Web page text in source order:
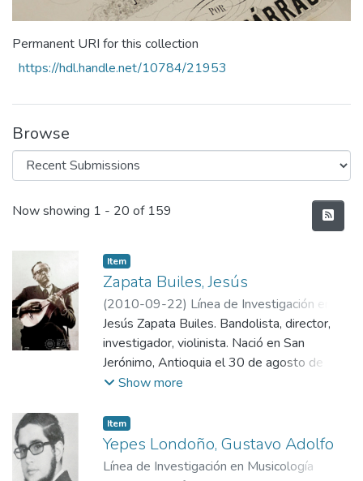
Permanent URI for this collection
https://hdl.handle.net/10784/21953
Browse
Recent Submissions
Now showing 1 - 20 of 159
Item
Zapata Builes, Jesús
(2010-09-22) Línea de Investigación en
Musicología Histórica;Zapata Builes, Jesús
Zapata Builes, Jesús;Zapata Builes, Jesús
Zapata Builes, Jesús
Jesús Zapata Builes. Bandolista, director,
investigador, violinista. Nació en San
Jerónimo, Antioquia el 30 de agosto de
1916. Estudió en el Instituto de Bellas
Vignes y Florencia Pierret. Fue fundador y
director de la Estudiantina Iris, el Cuarteto
de Cuerdas de Medellín, el Trío Instrumental
Show more
Item
Yepes Londoño, Gustavo Adolfo
Línea de Investigación en Musicología